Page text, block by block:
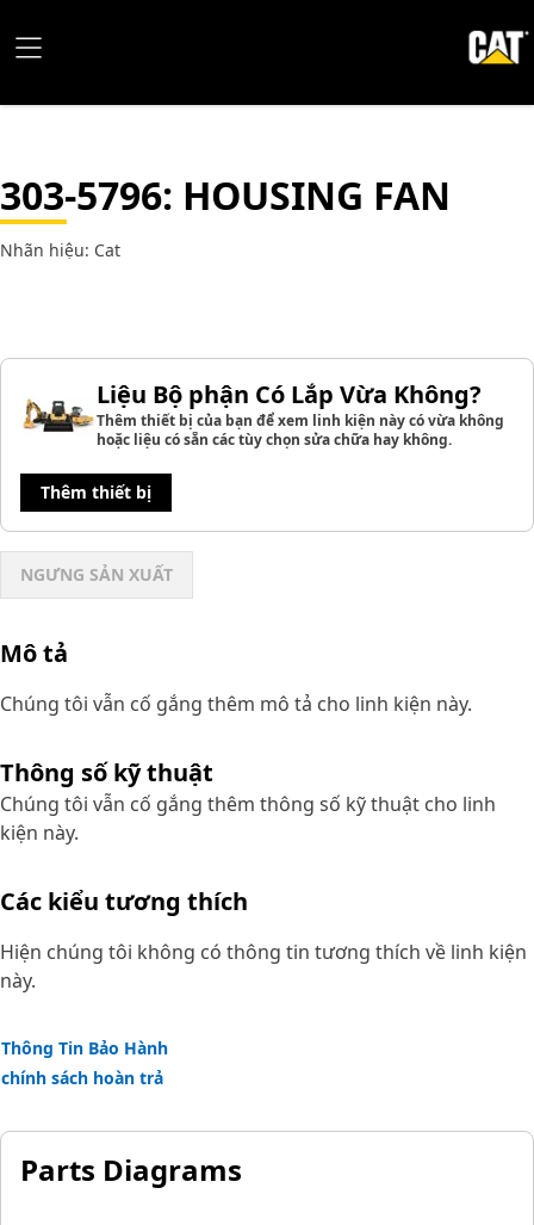
303-5796: HOUSING FAN
Nhãn hiệu: Cat
Liệu Bộ phận Có Lắp Vừa Không?
Thêm thiết bị của bạn để xem linh kiện này có vừa không
hoặc liệu có sẵn các tùy chọn sửa chữa hay không.
Thêm thiết bị
NGƯNG SẢN XUẤT
Mô tả
Chúng tôi vẫn cố gắng thêm mô tả cho linh kiện này.
Thông số kỹ thuật
Chúng tôi vẫn cố gắng thêm thông số kỹ thuật cho linh
kiện này.
Các kiểu tương thích
Hiện chúng tôi không có thông tin tương thích về linh kiện
này.
Thông Tin Bảo Hành
chính sách hoàn trả
Parts Diagrams